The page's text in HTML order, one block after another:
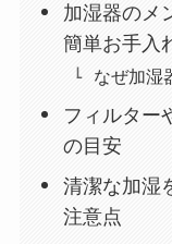
加湿器のメ
簡単お手入
なぜ加湿
フィルター
の目安
清潔な加湿
注意点